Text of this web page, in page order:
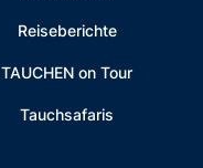
Reiseberichte
TAUCHEN on Tour
Tauchsafaris